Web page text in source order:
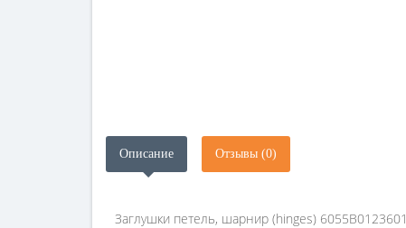
Описание Отзывы (0)
Заглушки петель, шарнир (hinges)